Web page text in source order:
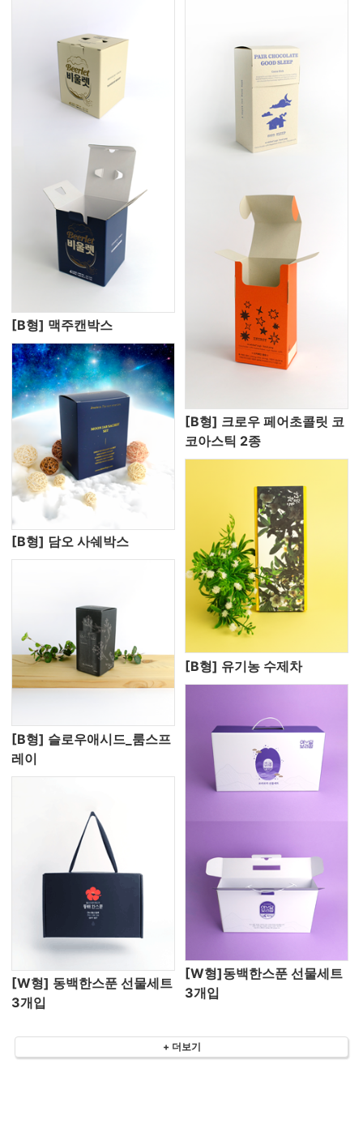
[B형] 맥주캔박스
[B형] 담오 사쉐박스
[B형] 크로우 페어초콜릿 코
코아스틱 2종
[B형] 슬로우애시드_룸스프
레이
[B형] 유기농 수제차
[W형] 동백한스푼 선물세트
3개입
[W형]동백한스푼 선물세트
3개입
+ 더보기